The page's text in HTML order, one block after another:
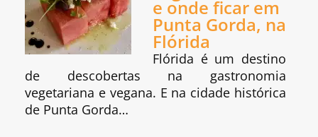
e onde ficar em
Punta Gorda, na
Flórida
Flórida é um destino
de descobertas na gastronomia
vegetariana e vegana. E na cidade histórica
de Punta Gorda…